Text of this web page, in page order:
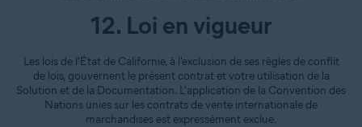
12. Loi en vigueur
Les lois de l'État de Californie, à l'exclusion de ses règles de conflit
de lois, gouvernent le présent contrat et votre utilisation de la
Solution et de la Documentation. L'application de la Convention des
Nations unies sur les contrats de vente internationale de
marchandises est expressément exclue.